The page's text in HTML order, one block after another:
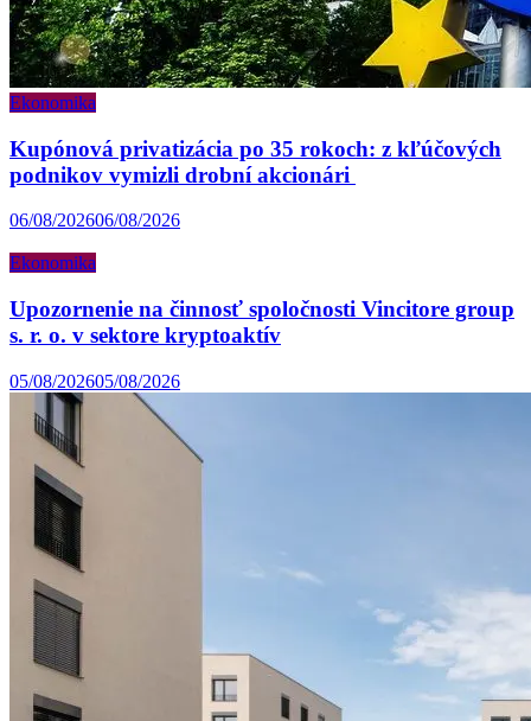
Ekonomika
Kupónová privatizácia po 35 rokoch: z kľúčových
podnikov vymizli drobní akcionári
06/08/202606/08/2026
Ekonomika
Upozornenie na činnosť spoločnosti Vincitore group
s. r. o. v sektore kryptoaktív
05/08/202605/08/2026